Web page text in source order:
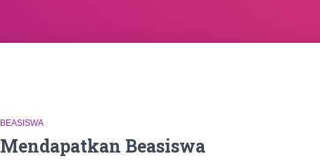
BEASISWA
Mendapatkan Beasiswa